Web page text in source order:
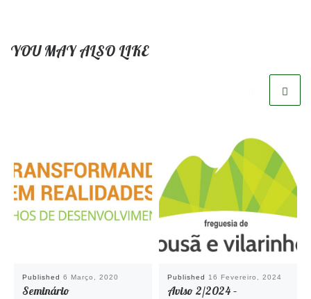
YOU MAY ALSO LIKE
Published 6 Março, 2020
Seminário
Published 16 Fevereiro, 2024
Aviso 2/2024 –